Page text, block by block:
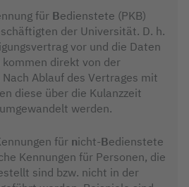
für Bedienstete (PKB)
der Universität. D. h.
vor und die Daten
direkt von der
Ablauf des Vertrages mit
diese über die Kulanzzeit
werden.
ennungen für nicht-Bedienstete
Kennungen für Personen, die
sind bzw. nicht in der